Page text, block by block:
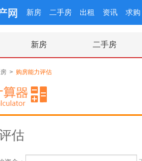
新房 二手房 出租 资讯 求购
新房 二手房
> 购房能力评估
估